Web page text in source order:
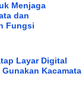
Menjaga
dan
Fungsi
Layar Digital
Gunakan Kacamata